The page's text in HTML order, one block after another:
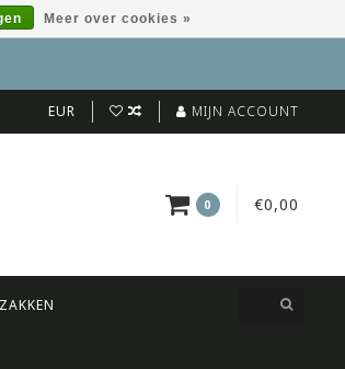
EUR MIJN ACCOUNT
0 €0,00
Meer over cookies »